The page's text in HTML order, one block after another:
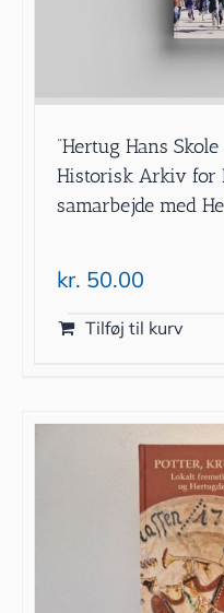
”Hertug Hans
Historisk Arkiv for
samarbejde med
kr. 50.00
Tilføj til kurv